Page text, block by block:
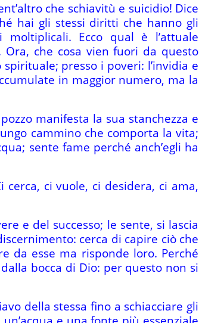
che schiavitù e suicidio! Dice
hai gli stessi diritti che hanno gli
Ecco qual è l’attuale
che cosa vien fuori da questo
presso i poveri: l’invidia e
in maggior numero, ma la
manifesta la sua stanchezza e
cammino che comporta la vita;
sente fame perché anch’egli ha
ci vuole, ci desidera, ci ama,
e del successo; le sente, si lascia
cerca di capire ciò che
da esse ma risponde loro. Perché
bocca di Dio: per questo non si
della stessa fino a schiacciare gli